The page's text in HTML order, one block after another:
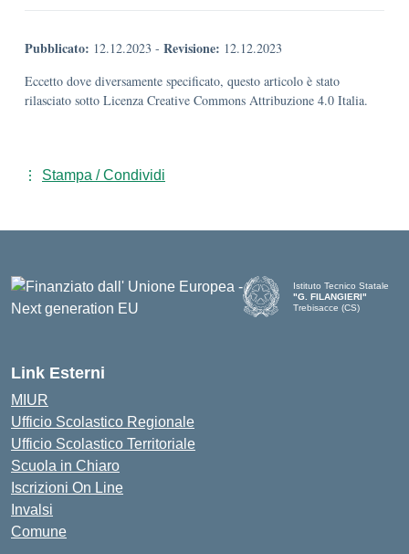
Pubblicato: 12.12.2023 - Revisione: 12.12.2023
Eccetto dove diversamente specificato, questo articolo è stato
rilasciato sotto Licenza Creative Commons Attribuzione 4.0 Italia.
Stampa / Condividi
Istituto Tecnico Statale
"G. FILANGIERI"
Trebisacce (CS)
Link Esterni
MIUR
Ufficio Scolastico Regionale
Ufficio Scolastico Territoriale
Scuola in Chiaro
Iscrizioni On Line
Invalsi
Comune